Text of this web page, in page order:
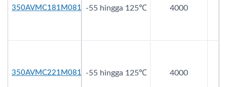
-55 hingga 125℃ 4000
-55 hingga 125℃ 4000
350AVMC181M0810
350AVMC221M0812